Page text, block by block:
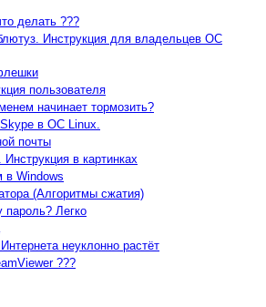
делать ???
Инструкция для владельцев ОС
пользователя
начинает тормозить?
в ОС Linux.
почты
в картинках
в Windows
(Алгоритмы сжатия)
пароль? Легко
неуклонно растёт
???